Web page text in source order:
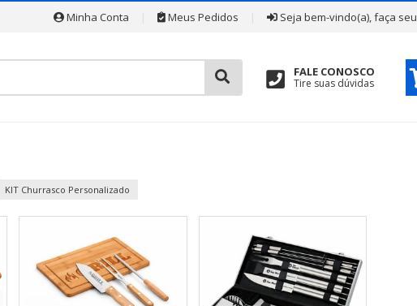
Minha Conta Meus Pedidos Seja bem-vindo(a), faça seu
FALE CONOSCO
Tire suas dúvidas
KIT Churrasco Personalizado